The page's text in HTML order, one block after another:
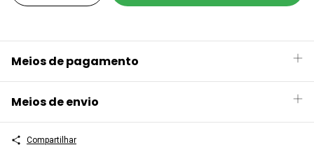
Meios de pagamento
Meios de envio
Compartilhar